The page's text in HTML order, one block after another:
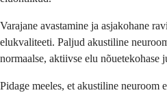
Varajane avastamine ja asjakohane
elukvaliteeti. Paljud akustiline
normaalse, aktiivse elu nõuetekohase
Pidage meeles, et akustiline neuroom